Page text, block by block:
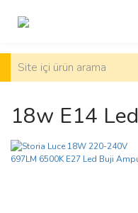
18w E14 Led